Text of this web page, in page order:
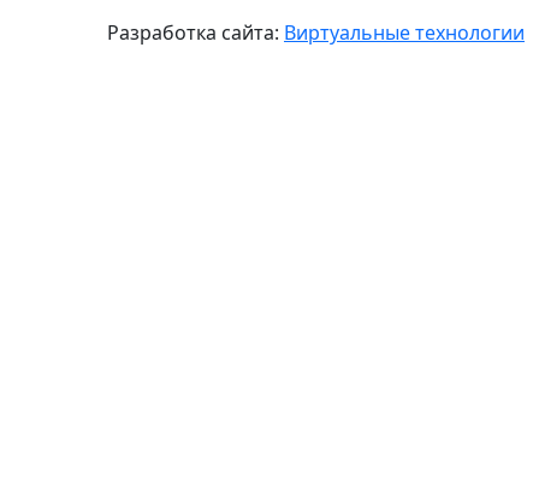
Разработка сайта: Виртуальные технологии